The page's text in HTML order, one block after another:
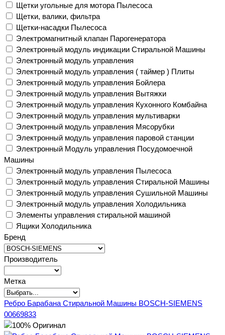
Щетки угольные для мотора Пылесоса
Щетки, валики, фильтра
Щетки-насадки Пылесоса
Электромагнитный клапан Парогенератора
Электронный модуль индикации Стиральной Машины
Электронный модуль управления
Электронный модуль управления ( таймер ) Плиты
Электронный модуль управления Бойлера
Электронный модуль управления Вытяжки
Электронный модуль управления Кухонного Комбайна
Электронный модуль управления мультиварки
Электронный модуль управления Мясорубки
Электронный модуль управления паровой станции
Электронный Модуль управления Посудомоечной
Машины
Электронный модуль управления Пылесоса
Электронный модуль управления Стиральной Машины
Электронный модуль управления Сушильной Машины
Электронный модуль управления Холодильника
Элементы управления стиральной машиной
Ящики Холодильника
Бренд
Производитель
Метка
Ребро Барабана Стиральной Машины BOSCH-SIEMENS
00669833